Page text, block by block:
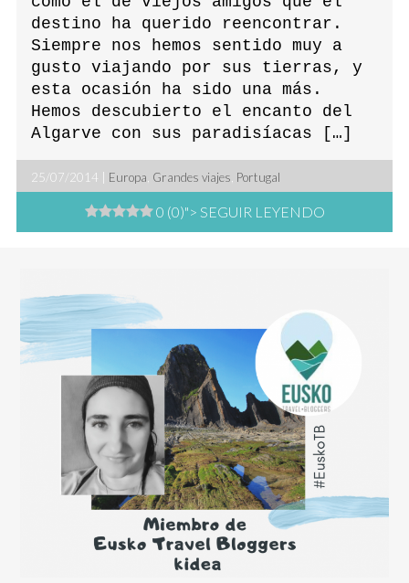
destino ha querido reencontrar.
Siempre nos hemos sentido muy a
gusto viajando por sus tierras, y
esta ocasión ha sido una más.
Hemos descubierto el encanto del
Algarve con sus paradisíacas […]
25/07/2014 | Europa Grandes viajes Portugal
0 (0)"> SEGUIR LEYENDO